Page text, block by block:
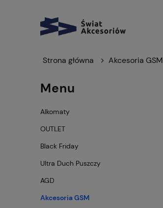
Strona główna Akcesoria GSM
Menu
Alkomaty
OUTLET
Black Friday
Ultra Duch Puszczy
AGD
Akcesoria GSM